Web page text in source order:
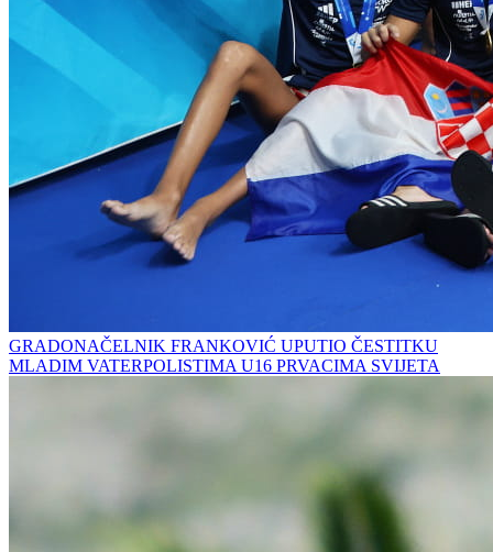
GRADONAČELNIK FRANKOVIĆ UPUTIO ČESTITKU
MLADIM VATERPOLISTIMA U16 PRVACIMA SVIJETA